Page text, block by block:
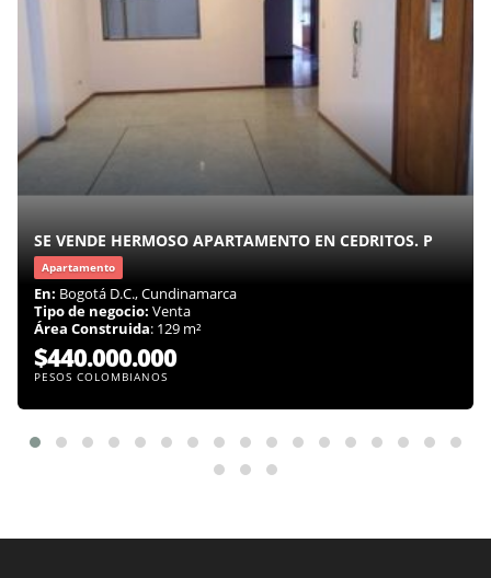
SE VENDE HERMOSO APARTAMENTO EN CEDRITOS. P
Apartamento
En: Bogotá D.C., Cundinamarca
Tipo de negocio: Venta
Área Construida: 129 m²
$440.000.000
PESOS COLOMBIANOS